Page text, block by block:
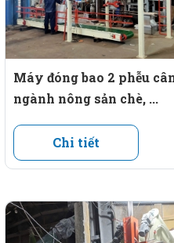
Máy đóng bao 2 phễu
ngành nông sản chè, ...
Chi tiết